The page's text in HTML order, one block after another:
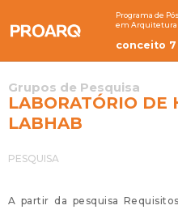
Programa de
em Arquitetura
conceito 7
Grupos de Pesquisa
LABORATÓRIO DE
LABHAB
PESQUISA
A partir da pesquisa